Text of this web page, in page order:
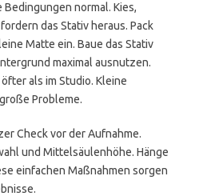
normal. Kies,
das Stativ heraus. Pack
Matte ein. Baue das Stativ
maximal ausnutzen.
als im Studio. Kleine
Probleme.
Check vor der Aufnahme.
und Mittelsäulenhöhe. Hänge
einfachen Maßnahmen sorgen